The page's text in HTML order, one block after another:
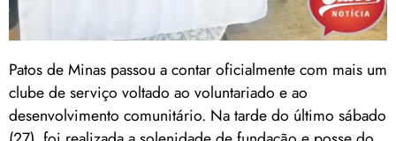
Patos de Minas passou a contar oficialmente com mais um
clube de serviço voltado ao voluntariado e ao
desenvolvimento comunitário. Na tarde do último sábado